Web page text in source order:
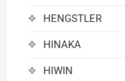
HENGSTLER
HINAKA
HIWIN